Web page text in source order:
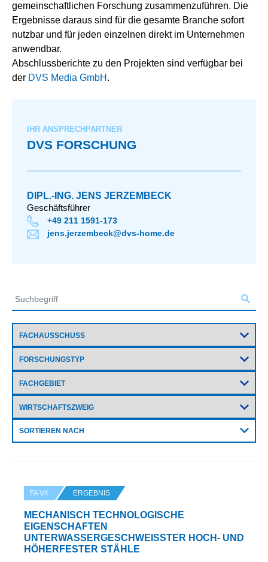
gemeinschaftlichen Forschung zusammenzuführen. Die
Ergebnisse daraus sind für die gesamte Branche sofort
nutzbar und für jeden einzelnen direkt im Unternehmen
anwendbar.
Abschlussberichte zu den Projekten sind verfügbar bei
der DVS Media GmbH .
IHR ANSPRECHPARTNER
DVS FORSCHUNG
DIPL.-ING. JENS JERZEMBECK
Geschäftsführer
+49 211 1591-173
jens.jerzembeck@dvs-home.de
SORTIEREN NACH
FA V4 ERGEBNIS
MECHANISCH TECHNOLOGISCHE
EIGENSCHAFTEN
UNTERWASSERGESCHWEISSTER HOCH- UND H
ÖHERFESTER STÄHLE